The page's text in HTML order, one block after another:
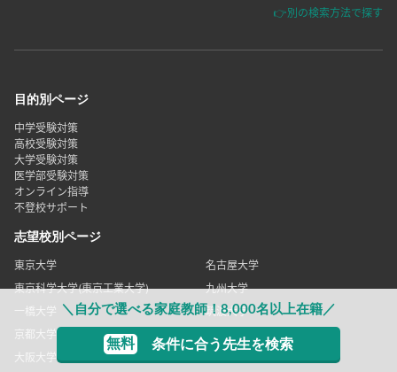
＼自分で選べる家庭教師！8,000名以上在籍／
無料 条件に合う先生を検索
👉別の検索方法で探す
目的別ページ
中学受験対策
高校受験対策
大学受験対策
医学部受験対策
オンライン指導
不登校サポート
志望校別ページ
東京大学
名古屋大学
東京科学大学(東京工業大学)
九州大学
一橋大学
筑波大学
京都大学
神戸大学
大阪大学